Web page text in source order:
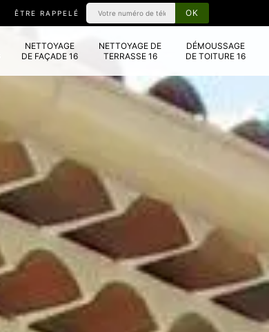
ÊTRE RAPPELÉ
NETTOYAGE
DE FAÇADE 16
NETTOYAGE DE
TERRASSE 16
DÉMOUSSAGE
DE TOITURE 16